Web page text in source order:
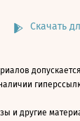
Скачать
и другие